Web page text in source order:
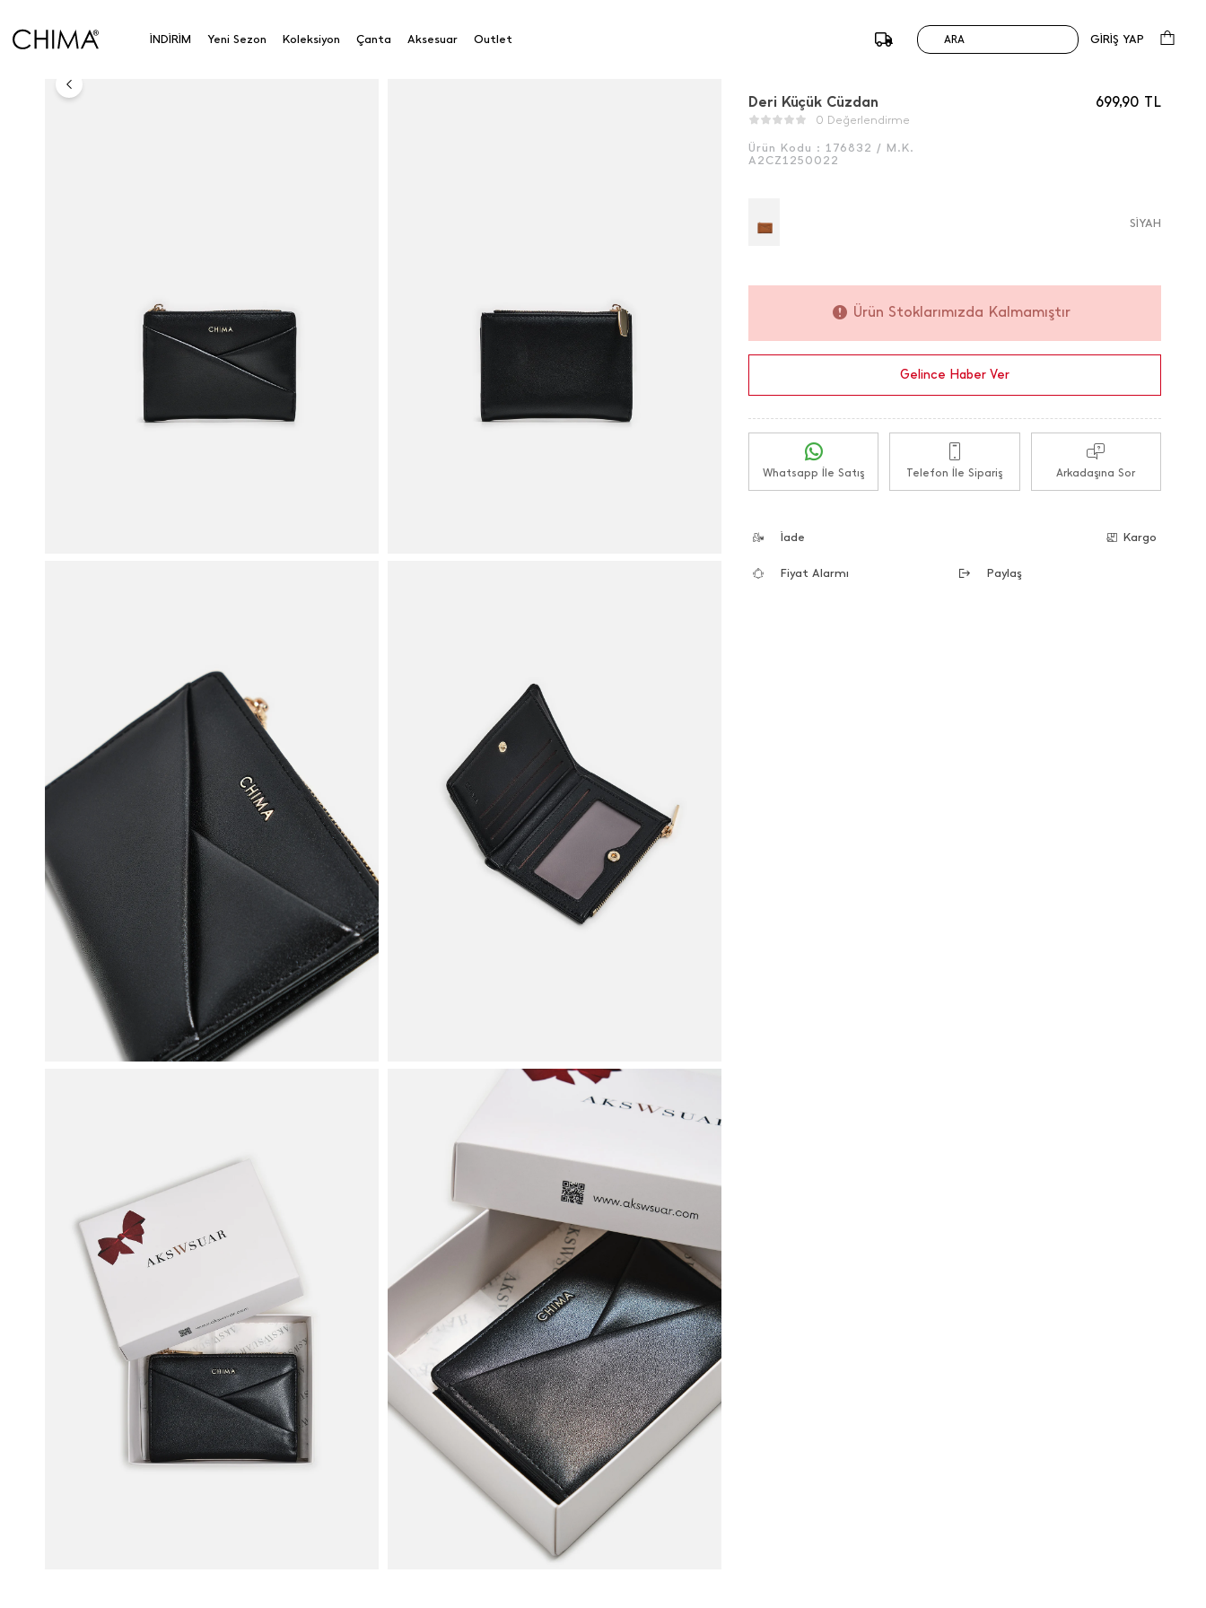
İNDİRİM Yeni Sezon Koleksiyon Çanta Aksesuar Outlet ARA GİRİŞ YAP
Deri Küçük Cüzdan
Deri Küçük Cüzdan
0 Değerlendirme
Ürün Kodu : 176832 / M.K.
A2CZ1250022
699,90 TL
SİYAH
Ürün Stoklarımızda Kalmamıştır
Gelince Haber Ver
Whatsapp İle Satış Telefon İle Sipariş Arkadaşına Sor
İade Kargo
Fiyat Alarmı Paylaş